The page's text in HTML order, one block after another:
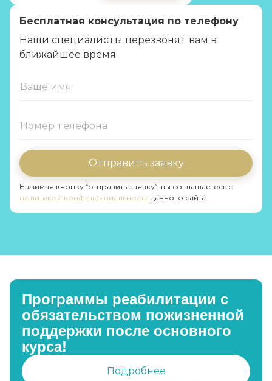
Бесплатная консультация по телефону
Наши специалисты перезвонят вам в
ближайшее время
Отправить заявку
Нажимая кнопку “отправить заявку”, вы соглашаетесь с
политикой конфиденциальности данного сайта
Программы реабилитации с
обязательством пожизненной
поддержки после основного
курса!
Подробнее